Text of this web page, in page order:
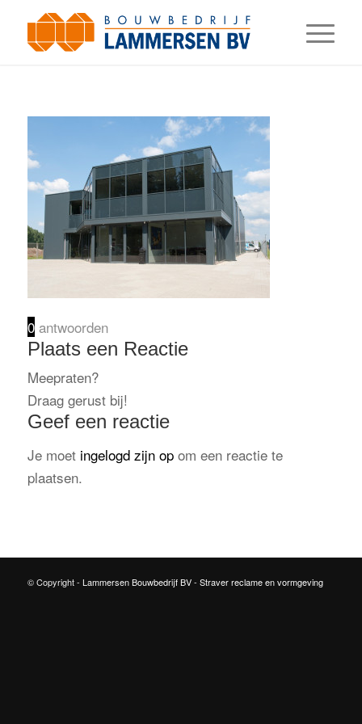
0 antwoorden
Plaats een Reactie
Meepraten?
Draag gerust bij!
Geef een reactie
Je moet ingelogd zijn opom een reactie te
plaatsen.
© Copyright - Lammersen Bouwbedrijf BV- Straver reclame en vormgeving